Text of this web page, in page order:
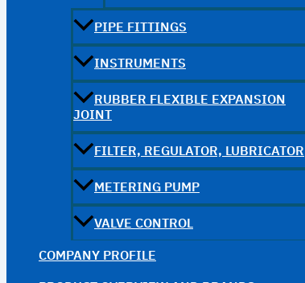
PIPE FITTINGS
INSTRUMENTS
RUBBER FLEXIBLE EXPANSION
JOINT
FILTER, REGULATOR, LUBRICATOR
METERING PUMP
VALVE CONTROL
COMPANY PROFILE